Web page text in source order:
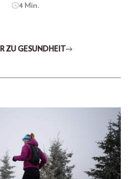
4 Min.
ZU GESUNDHEIT